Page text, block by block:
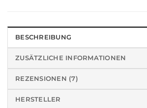
BESCHREIBUNG
ZUSÄTZLICHE INFORMATIONEN
REZENSIONEN (7)
HERSTELLER